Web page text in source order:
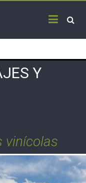
Y
vinícolas